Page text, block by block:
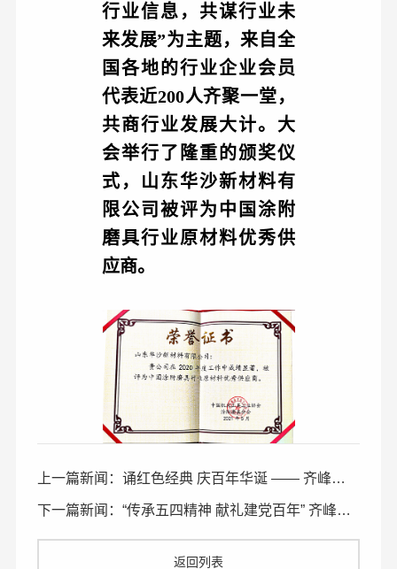
行业信息，共谋行业未
来发展”为主题，来自全
国各地的行业企业会员
代表近200人齐聚一堂，
共商行业发展大计。大
会举行了隆重的颁奖仪
式，山东华沙新材料有
限公司被评为中国涂附
磨具行业原材料优秀供
应商。
上一篇新闻：诵红色经典 庆百年华诞 —— 齐峰公司代表全区工人队伍参加党庆百年大型诗歌朗诵会
下一篇新闻：“传承五四精神 献礼建党百年” 齐峰新材召开青年座谈会
返回列表